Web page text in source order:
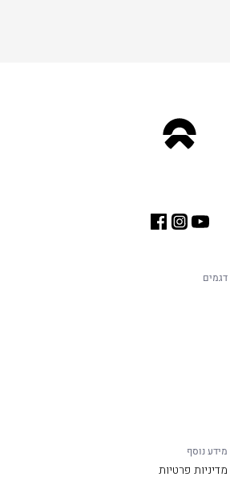
דגמים
מידע נוסף
מדיניות פרטיות